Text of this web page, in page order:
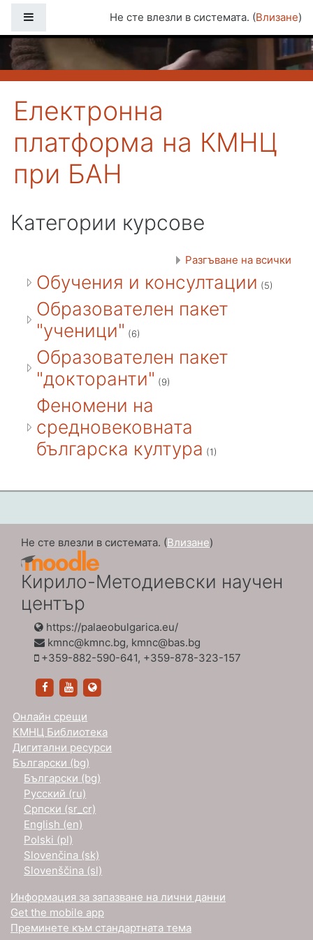
Страничен панелНе сте влезли в системата. (Влизане)
Електронна
платформа на КМНЦ
при БАН
Категории курсове
Разгъване на всички
Обучения и консултации (5)
Образователен пакет
"ученици" (6)
Образователен пакет
"докторанти" (9)
Феномени на
средновековната
българска култура (1)
Не сте влезли в системата. (Влизане)
Кирило-Методиевски научен
център
https://palaeobulgarica.eu/
kmnc@kmnc.bg, kmnc@bas.bg
+359-882-590-641, +359-878-323-157
https://www.facebook.com/
https://www.youtube.com/channel/
Онлайн срещи
КМНЦ Библиотека
Дигитални ресурси
Български ‎(bg)‎
Български ‎(bg)‎
Русский ‎(ru)‎
Српски ‎(sr_cr)‎
English ‎(en)‎
Polski ‎(pl)‎
Slovenčina ‎(sk)‎
Slovenščina ‎(sl)‎
Информация за запазване на лични данни
Get the mobile app
Преминете към стандартната тема